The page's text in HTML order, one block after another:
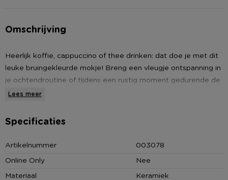
Omschrijving
Heerlijk koffie, cappuccino of thee drinken: dat doe je met dit
leuke bruingekleurde mokje! Breng een vleugje ontspanning in
je ochtendroutine of tijdens een rustig moment gedurende de
dag met deze leuke mok. De mok heeft een honingraat
300 ml. Daarnaast is de mok geschikt voor de vaatwasser en
de magnetron.
getoonde prijs is de prijs per stuk.
Lees meer
Specificaties
Artikelnummer
003078
Online Only
Nee
Materiaal
Keramiek